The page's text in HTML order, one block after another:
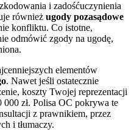
i zadośćuczynienia
również ugody pozasądowe
konfliktu. Co istotne,
odmówić zgody na ugodę,
elementów
. Nawet jeśli ostatecznie
koszty Twojej reprezentacji
zł. Polisa OC pokrywa te
z prawnikiem, przez
i tłumaczy.